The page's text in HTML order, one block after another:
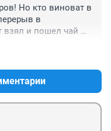
Но кто виноват в
в
взял и пошел чай
подаст
....
десятилетия